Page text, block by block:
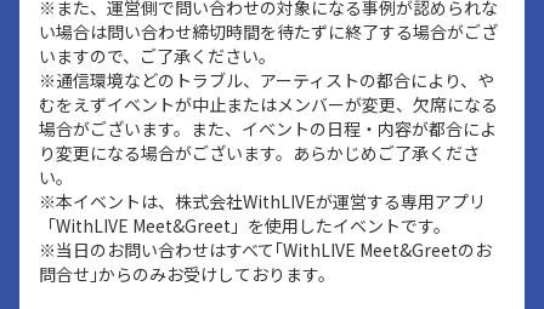
※また、運営側で問い合わせの対象になる事例が認められな
い場合は問い合わせ締切時間を待たずに終了する場合がござ
いますので、ご了承ください。
※通信環境などのトラブル、アーティストの都合により、や
むをえずイベントが中止またはメンバーが変更、欠席になる
場合がございます。また、イベントの日程・内容が都合によ
り変更になる場合がございます。あらかじめご了承くださ
い。
※本イベントは、株式会社WithLIVEが運営する専用アプリ
「WithLIVE Meet&Greet」を使用したイベントです。
※当日のお問い合わせはすべて｢WithLIVE Meet&Greetのお
問合せ｣からのみお受けしております。